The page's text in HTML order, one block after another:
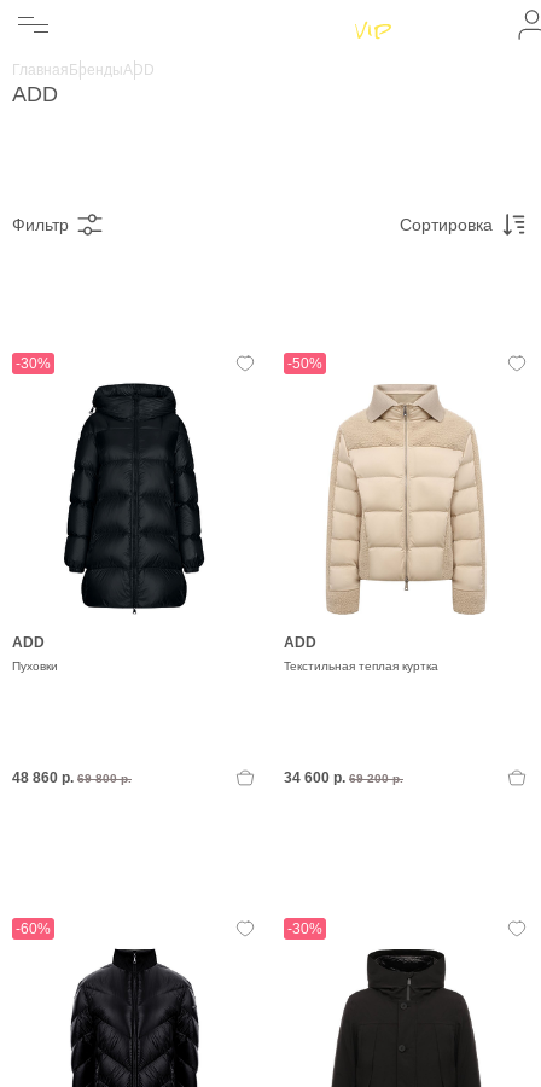
Главная БрендыADD
ADD
Фильтр Сортировка
-30%
ADD
Пуховки
48 860 р. 69 800 р.
-50%
ADD
Текстильная теплая куртка
34 600 р. 69 200 р.
-60% -30%